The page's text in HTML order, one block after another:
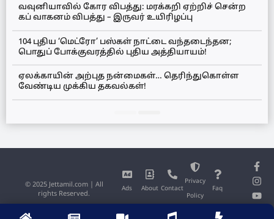
வவுனியாவில் கோர விபத்து: மரக்கறி ஏற்றிச் சென்ற
கப் வாகனம் விபத்து – இருவர் உயிரிழப்பு
104 புதிய ‘மெட்ரோ’ பஸ்கள் நாட்டை வந்தடைந்தன;
பொதுப் போக்குவரத்தில் புதிய அத்தியாயம்!
ஏலக்காயின் அற்புத நன்மைகள்… தெரிந்துகொள்ள
வேண்டிய முக்கிய தகவல்கள்!
Ads About Contact
Privacy
Policy
Faq
© 2025 Jettamil.com | All
rights Reserved.